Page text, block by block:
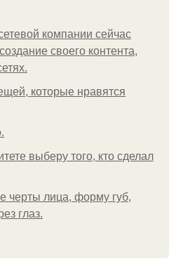
компании сейчас
своего контента,
которые нравятся
выберу того, кто сделал
черты лица, форму губ,
глаз.